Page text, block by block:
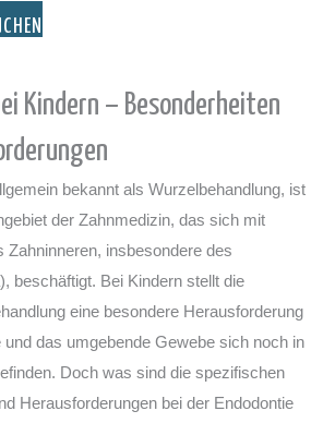
Kindern – Besonderheiten
bekannt als Wurzelbehandlung, ist
der Zahnmedizin, das sich mit
Zahninneren, insbesondere des
beschäftigt. Bei Kindern stellt die
eine besondere Herausforderung
und das umgebende Gewebe sich noch in
Doch was sind die spezifischen
Herausforderungen bei der Endodontie